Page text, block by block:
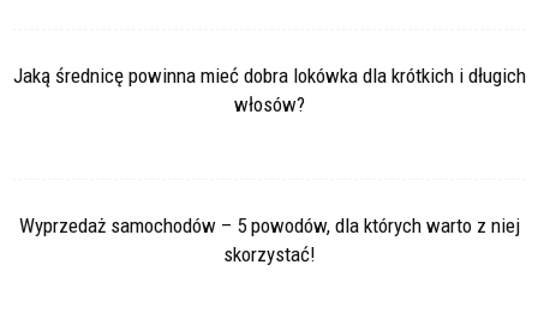
Jaką średnicę powinna mieć dobra lokówka dla krótkich i długich
włosów?
Wyprzedaż samochodów – 5 powodów, dla których warto z niej
skorzystać!